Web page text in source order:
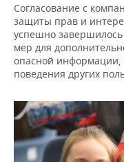
ФИГУРНОЕ
ВОДНЫЕ ВИДЫ
ХОККЕЙ С МЯЧОМ
МЕДИЦИНА
ОБРАЗОВАНИЕ
ПРОИСШЕСТВИЯ
Согласование с
защиты прав и
успешно завершилось
мер для
опасной информации,
поведения других